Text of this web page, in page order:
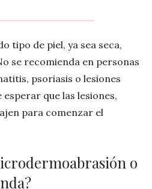
tipo de piel, ya sea seca,
se recomienda en personas
psoriasis o lesiones
que las lesiones,
para comenzar el
o